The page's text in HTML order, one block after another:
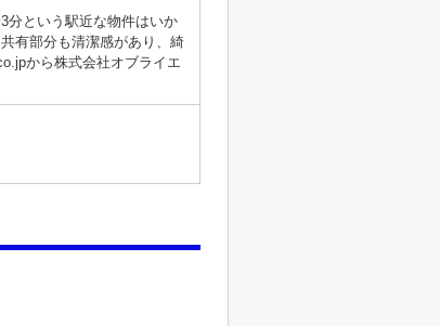
分という駅近な物件はいか
有部分も清潔感があり、綺
から株式会社オブライエ